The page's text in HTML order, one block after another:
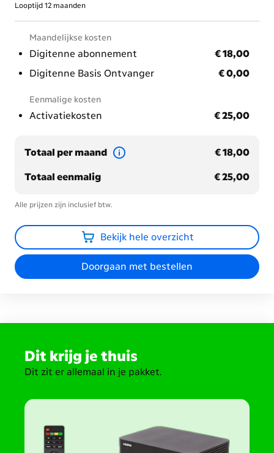
Looptijd 12 maanden
Maandelijkse kosten
Digitenne abonnement € 18,00
€ 18,00
Digitenne Basis Ontvanger
€ 0,00
€ 0,00
Eenmalige kosten
Activatiekosten € 25,00
€ 25,00
Totaal per maand € 18,00
€ 18,00
Totaal eenmalig € 25,00
€ 25,00
Alle prijzen zijn inclusief btw.
Bekijk hele overzicht
Doorgaan met bestellen
Dit krijg je thuis
Dit zit er allemaal in je pakket.